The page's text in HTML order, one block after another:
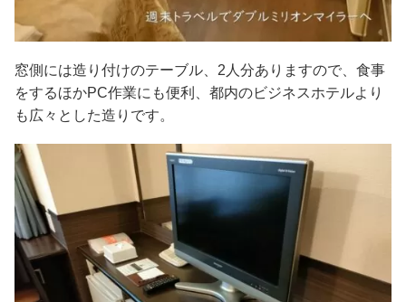
窓側には造り付けのテーブル、2人分ありますので、食事
をするほかPC作業にも便利、都内のビジネスホテルより
も広々とした造りです。